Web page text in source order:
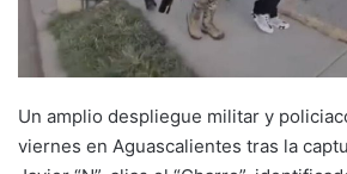
Un amplio despliegue militar y
viernes en Aguascalientes tras la